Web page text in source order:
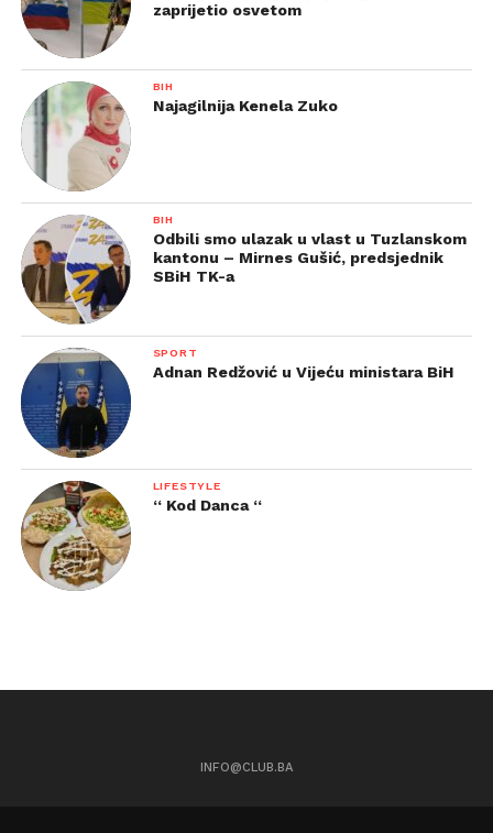
zaprijetio osvetom
BIH
Najagilnija Kenela Zuko
BIH
Odbili smo ulazak u vlast u Tuzlanskom
kantonu – Mirnes Gušić, predsjednik
SBiH TK-a
SPORT
Adnan Redžović u Vijeću ministara BiH
LIFESTYLE
“ Kod Danca “
INFO@CLUB.BA